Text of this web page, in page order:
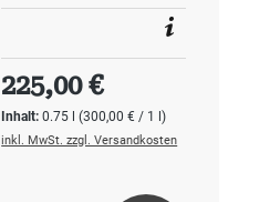
Inhalt:0.75 l(300,00 € / 1 l)
Regulärer Preis:
225,00 €
inkl. MwSt. zzgl. Versandkosten